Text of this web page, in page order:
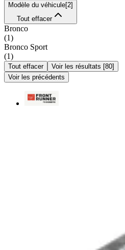
Modèle du véhicule[2]
Tout effacer
Bronco
(1)
Bronco Sport
(1)
Tout effacer Voir les résultats [80]
Voir les précédents